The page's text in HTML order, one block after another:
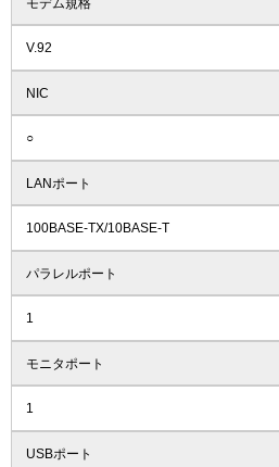
V.92
NIC
○
LANポート
100BASE-TX/10BASE-T
パラレルポート
1
モニタポート
1
USBポート